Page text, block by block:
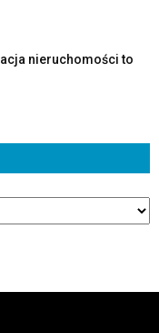
nieruchomości to